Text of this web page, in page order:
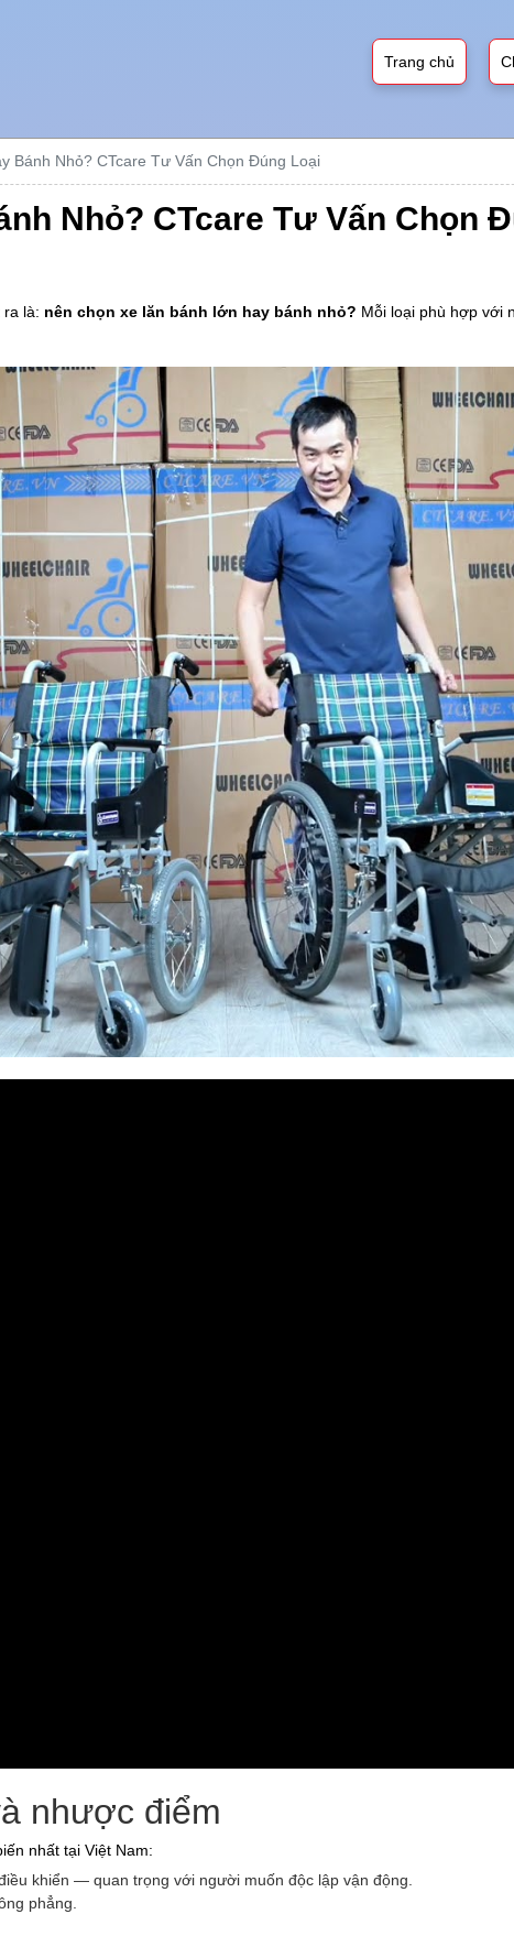
Trang chủ
Bánh Nhỏ? CTcare Tư Vấn Chọn Đúng Loại
Nhỏ? CTcare Tư Vấn Chọn
ra là: nên chọn xe lăn bánh lớn hay bánh nhỏ? Mỗi loại phù hợp với
nhược điểm
nhất tại Việt Nam:
khiển — quan trọng với người muốn độc lập vận động.
phẳng.